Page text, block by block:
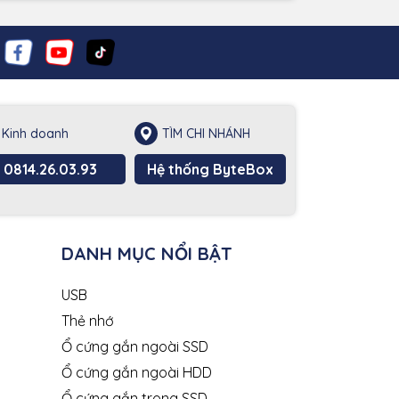
Kinh doanh
0814.26.03.93
TÌM CHI NHÁNH
Hệ thống ByteBox
DANH MỤC NỔI BẬT
USB
Thẻ nhớ
Ổ cứng gắn ngoài SSD
Ổ cứng gắn ngoài HDD